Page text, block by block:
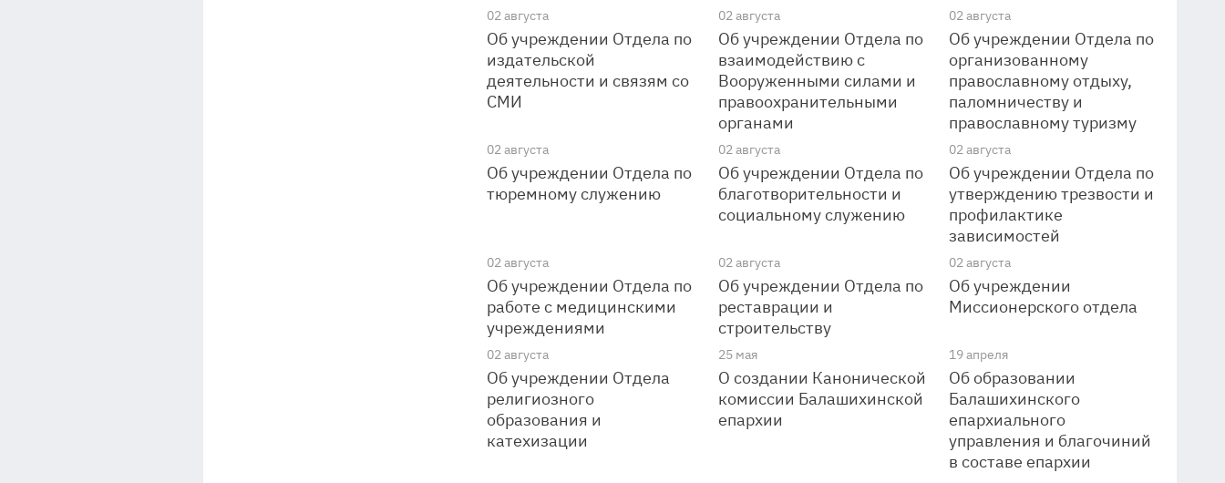
02 августа
Об учреждении Отдела по
издательской
деятельности и связям со
СМИ
02 августа
Об учреждении Отдела по
взаимодействию с
Вооруженными силами и
правоохранительными
органами
02 августа
Об учреждении Отдела по
организованному
православному отдыху,
паломничеству и
православному туризму
02 августа
Об учреждении Отдела по
тюремному служению
02 августа
Об учреждении Отдела по
благотворительности и
социальному служению
02 августа
Об учреждении Отдела по
утверждению трезвости и
профилактике
зависимостей
02 августа
Об учреждении Отдела по
работе с медицинскими
учреждениями
02 августа
Об учреждении Отдела по
реставрации и
строительству
02 августа
Об учреждении
Миссионерского отдела
02 августа
Об учреждении Отдела
религиозного
образования и
катехизации
25 мая
О создании Канонической
комиссии Балашихинской
епархии
19 апреля
Об образовании
Балашихинского
епархиального
управления и благочиний
в составе епархии